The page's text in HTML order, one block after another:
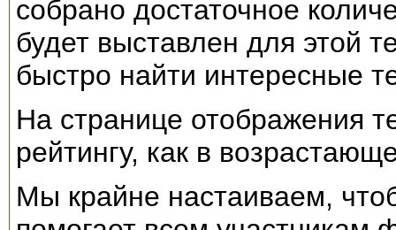
собрано достаточное
будет выставлен для этой
быстро найти интересные
На странице отображения
рейтингу, как в
Мы крайне настаиваем,